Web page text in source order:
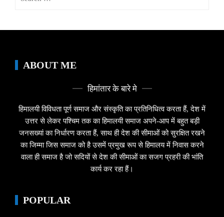
ABOUT ME
हिमांतार के बारे मे
हिमालयी विविधता पूर्ण समाज और संस्कृति का प्रतिनिधित्व करता हैं, देश में
उत्तर से लेकर पश्चिम तक का हिमालयी समाज अपने-आप में बहुत बड़ी
जनसख्यां का निर्धारण करता हैं, साथ ही देश की सीमाओं को सुरक्षित रखने
का जिम्मा जिस समाज को है उसमें प्रमुख रूप से हिमालय में निवास करने
वाला ही समाज है जो सदियों से देश की सीमाओं का सजग प्रहरी की भांति
कार्य कर रहा हैं।
POPULAR